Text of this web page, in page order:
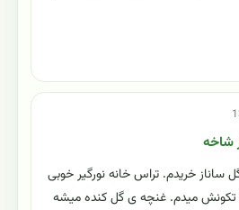
شاخه
خریدم. تراس خانه نورگیر خوبی
تکونش میدم. غنچه ی گل کنده میشه